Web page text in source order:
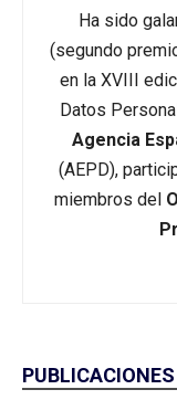
Ha sido
(segundo
en la XVIII
Datos
Agencia
(AEPD),
miembros del
PUBLICACIONES